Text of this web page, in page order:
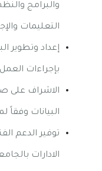
والبرامج
التعليمات
إعداد وتطوير
بإجراءات
الاشراف على
البيانات وفقاً
توفير الدعم
الادارات